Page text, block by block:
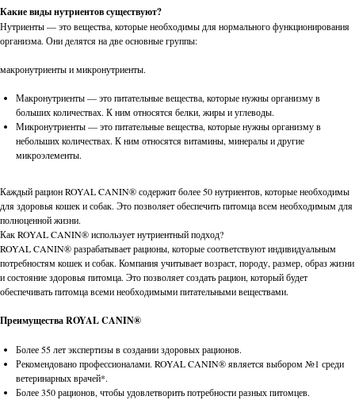
Какие виды нутриентов существуют?
Нутриенты — это вещества, которые необходимы для нормального функционирования
организма. Они делятся на две основные группы:
макронутриенты и микронутриенты.
Макронутриенты — это питательные вещества, которые нужны организму в
больших количествах. К ним относятся белки, жиры и углеводы.
Микронутриенты — это питательные вещества, которые нужны организму в
небольших количествах. К ним относятся витамины, минералы и другие
микроэлементы.
Каждый рацион ROYAL CANIN® содержит более 50 нутриентов, которые необходимы
для здоровья кошек и собак. Это позволяет обеспечить питомца всем необходимым для
полноценной жизни.
Как ROYAL CANIN® использует нутриентный подход?
ROYAL CANIN® разрабатывает рационы, которые соответствуют индивидуальным
потребностям кошек и собак. Компания учитывает возраст, породу, размер, образ жизни
и состояние здоровья питомца. Это позволяет создать рацион, который будет
обеспечивать питомца всеми необходимыми питательными веществами.
Преимущества ROYAL CANIN®
Более 55 лет экспертизы в создании здоровых рационов.
Рекомендовано профессионалами. ROYAL CANIN® является выбором №1 среди
ветеринарных врачей*.
Более 350 рационов, чтобы удовлетворить потребности разных питомцев.